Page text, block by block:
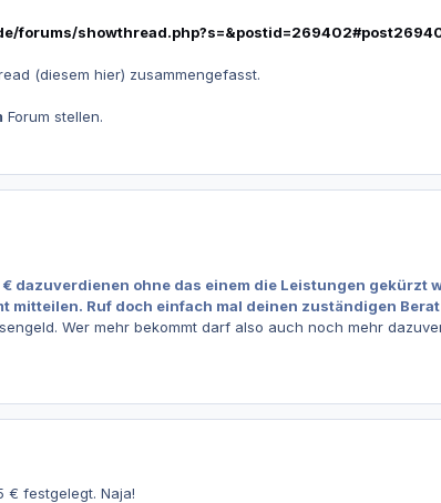
forums/
(diesem hier) zusammengefasst.
Forum stellen.
€ dazuverdienen ohne das einem die Leistungen gekürzt
mitteilen. Ruf doch einfach mal deinen zuständigen
Wer mehr bekommt darf also auch noch mehr
€ festgelegt. Naja!